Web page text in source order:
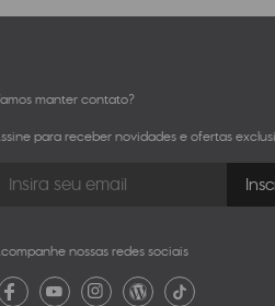
manter contato?
para receber novidades e ofertas
nossas redes sociais